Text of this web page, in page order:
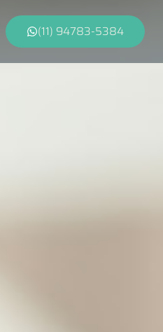
(11) 94783-5384